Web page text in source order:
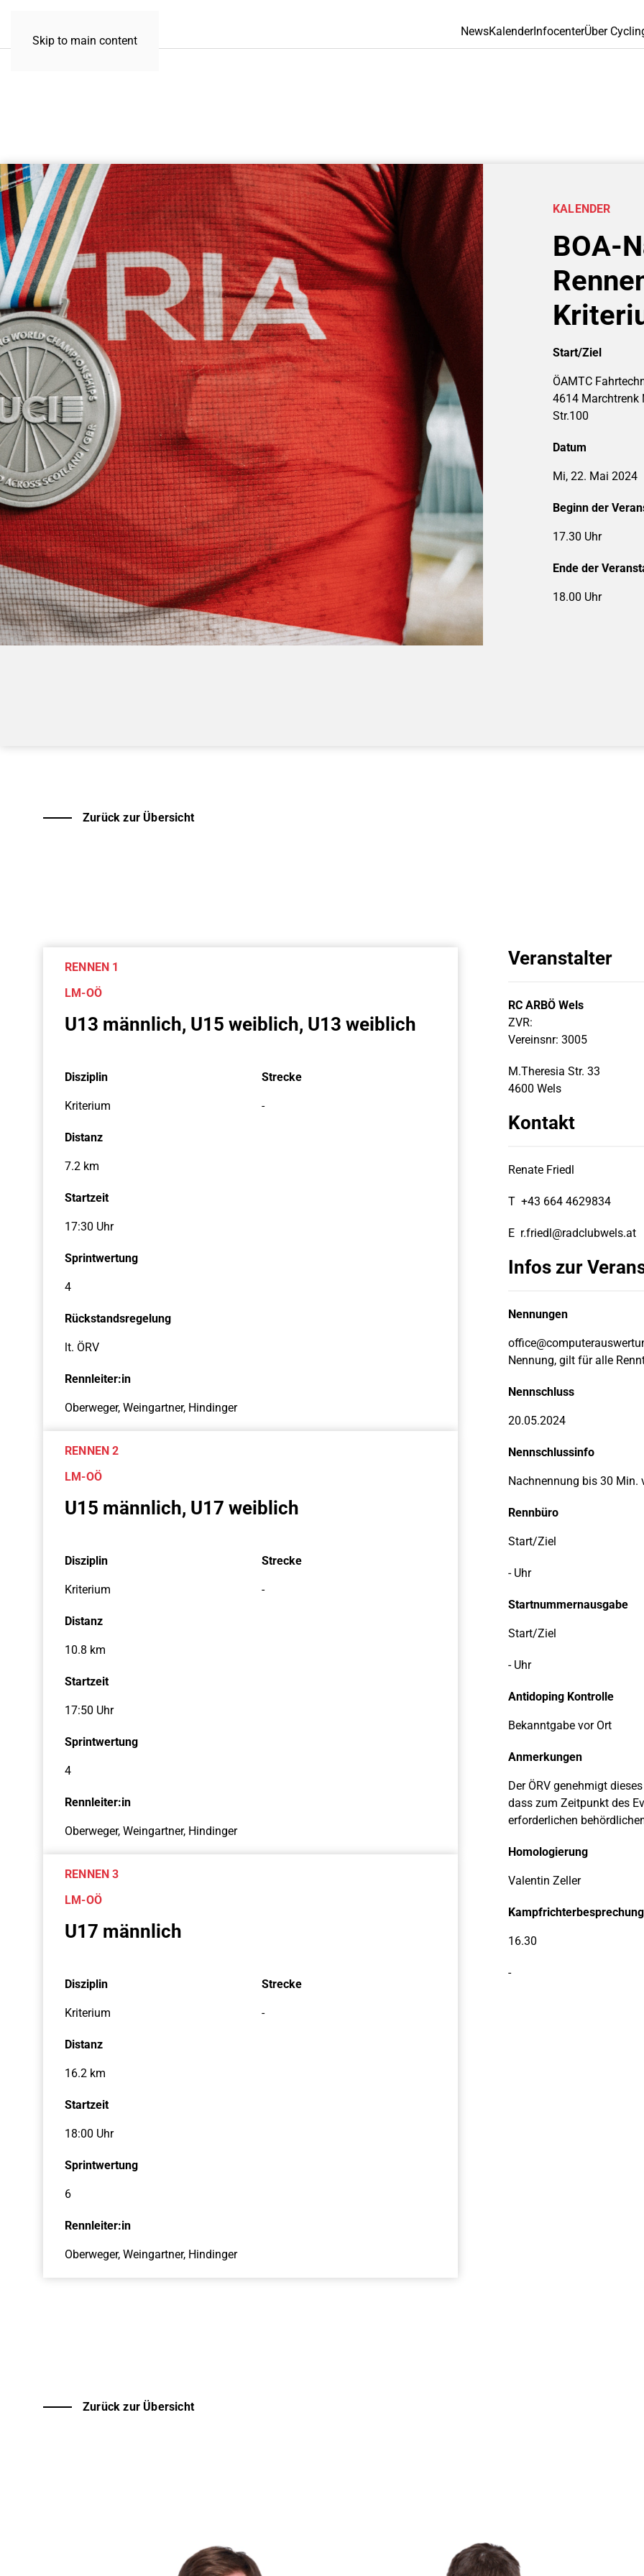
Skip to main content
NewsKalenderInfocenterÜber
KALENDER
BOA-
Start/Ziel
ÖAMTC
4614 Marchtrenk
Str.100
Datum
Mi, 22. Mai 2024
Beginn der
17.30 Uhr
Ende der
18.00 Uhr
Zurück zur Übersicht
RENNEN 1
LM-OÖ
U13 männlich, U15 weiblich, U13 weiblich
Disziplin
Kriterium
Distanz
7.2 km
Startzeit
17:30 Uhr
Sprintwertung
4
Rückstandsregelung
lt. ÖRV
Rennleiter:in
Oberweger, Weingartner, Hindinger
Strecke
-
RENNEN 2
LM-OÖ
U15 männlich, U17 weiblich
Disziplin
Kriterium
Distanz
10.8 km
Startzeit
17:50 Uhr
Sprintwertung
4
Rennleiter:in
Oberweger, Weingartner, Hindinger
Strecke
-
RENNEN 3
LM-OÖ
U17 männlich
Disziplin
Kriterium
Distanz
16.2 km
Startzeit
18:00 Uhr
Sprintwertung
6
Rennleiter:in
Oberweger, Weingartner, Hindinger
Strecke
-
Veranstalter
RC ARBÖ Wels
ZVR:
Vereinsnr: 3005
M.Theresia Str. 33
4600 Wels
Kontakt
Renate Friedl
T +43 664 4629834
E r.friedl@radclubwels.at
Infos zur
Nennungen
Nennung, gilt für alle
Nennschluss
20.05.2024
Nennschlussinfo
Nachnennung bis 30 Min.
Rennbüro
Start/Ziel
- Uhr
Startnummernausgabe
Start/Ziel
- Uhr
Antidoping Kontrolle
Bekanntgabe vor Ort
Anmerkungen
Der ÖRV genehmigt
dass zum Zeitpunkt des
erforderlichen
Homologierung
Valentin Zeller
Kampfrichterbesprechung
16.30
-
Zurück zur Übersicht